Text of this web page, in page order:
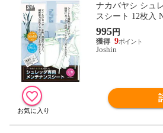
ナカバヤシ シュ
スシート 12枚入
A】
995円
9
Joshin